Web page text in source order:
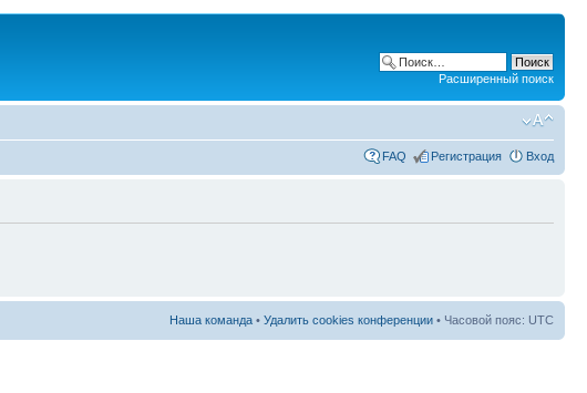
Расширенный поиск
FAQ Регистрация Вход
Наша команда • Удалить cookies конференции • Часовой пояс: UTC